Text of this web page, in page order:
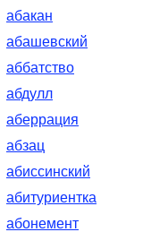
абакан
абашевский
аббатство
абдулл
аберрация
абзац
абиссинский
абитуриентка
абонемент